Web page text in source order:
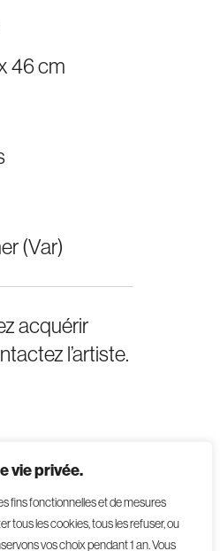
vie privée.
fins fonctionnelles et de mesures
tous les cookies, tous les refuser, ou
vos choix pendant 1 an.Vous
46 cm
(Var)
acquérir
l’artiste.